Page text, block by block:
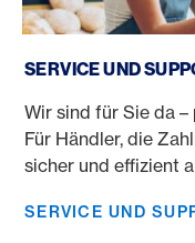
SERVICE UND
Wir sind für Sie da
Für Händler, die
sicher und effizient
SERVICE UND